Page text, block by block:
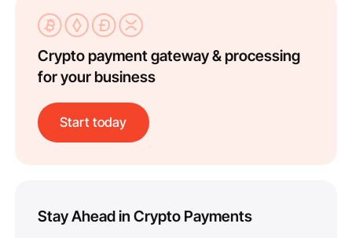
Crypto payment gateway & processing
for your business
Start today
Stay Ahead in Crypto Payments